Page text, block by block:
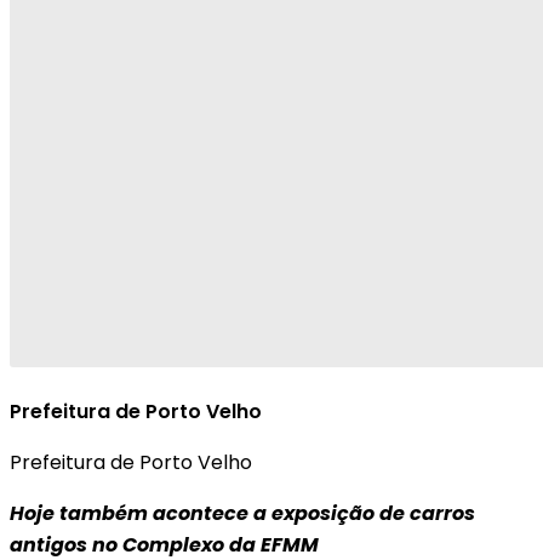
Prefeitura de Porto Velho
Prefeitura de Porto Velho
Hoje também acontece a exposição de carros
antigos no Complexo da EFMM